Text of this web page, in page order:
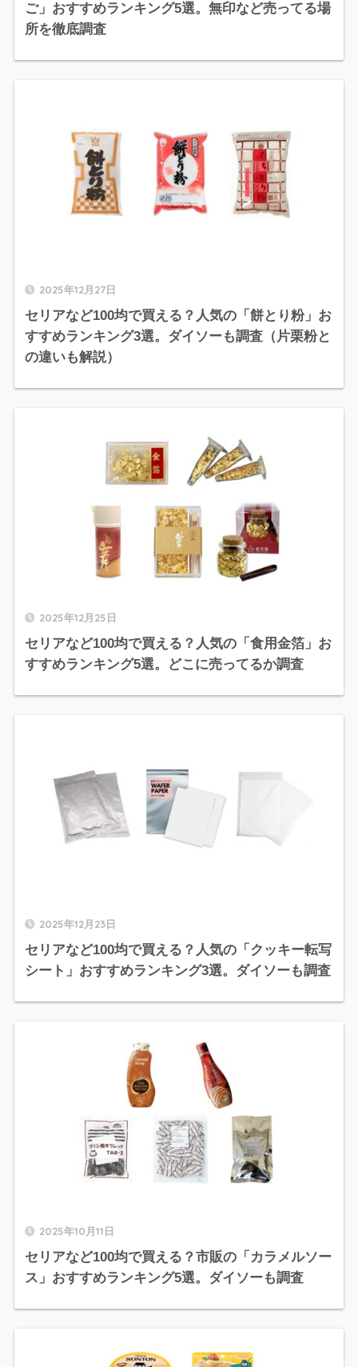
ご」おすすめランキング5選。無印など売ってる場
所を徹底調査
2025年12月27日
セリアなど100均で買える？人気の「餅とり粉」お
すすめランキング3選。ダイソーも調査（片栗粉と
の違いも解説）
2025年12月25日
セリアなど100均で買える？人気の「食用金箔」お
すすめランキング5選。どこに売ってるか調査
2025年12月23日
セリアなど100均で買える？人気の「クッキー転写
シート」おすすめランキング3選。ダイソーも調査
2025年10月11日
セリアなど100均で買える？市販の「カラメルソー
ス」おすすめランキング5選。ダイソーも調査